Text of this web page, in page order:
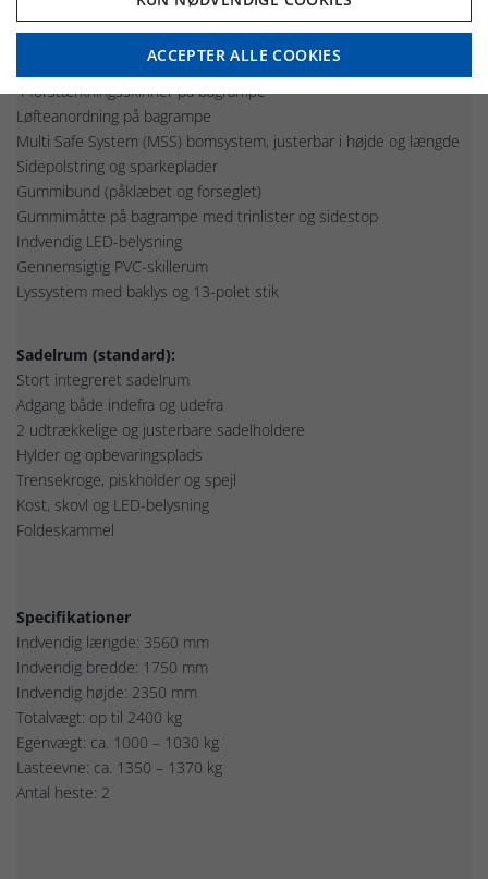
Tag og front i glasfiber med tonede vinduer
2 sideforstærkninger
4 forstærkningsskinner på bagrampe
Løfteanordning på bagrampe
Multi Safe System (MSS) bomsystem, justerbar i højde og længde
Sidepolstring og sparkeplader
Gummibund (påklæbet og forseglet)
Gummimåtte på bagrampe med trinlister og sidestop
Indvendig LED-belysning
Gennemsigtig PVC-skillerum
Lyssystem med baklys og 13-polet stik
Sadelrum (standard):
Stort integreret sadelrum
Adgang både indefra og udefra
2 udtrækkelige og justerbare sadelholdere
Hylder og opbevaringsplads
Trensekroge, piskholder og spejl
Kost, skovl og LED-belysning
Foldeskammel
Specifikationer
Indvendig længde: 3560 mm
Indvendig bredde: 1750 mm
Indvendig højde: 2350 mm
Totalvægt: op til 2400 kg
Egenvægt: ca. 1000 – 1030 kg
Lasteevne: ca. 1350 – 1370 kg
Antal heste: 2
ACCEPTER ALLE COOKIES